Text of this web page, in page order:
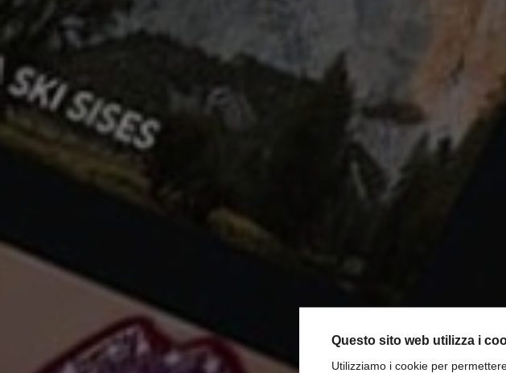
Questo sito web utilizza i
Utilizziamo i cookie per